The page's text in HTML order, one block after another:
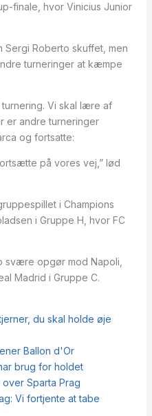
finale, hvor Vinicius Junior
Sergi Roberto skuffet, men
turneringer at kæmpe
Vi skal lære af
er andre turneringer
og fortsatte:
på vores vej,” lød
i Champions
i Gruppe H, hvor FC
svære opgør mod Napoli,
Madrid i Gruppe C.
du skal holde øje
Ballon d'Or
brug for holdet
Sparta Prag
Vi fortjente at tabe